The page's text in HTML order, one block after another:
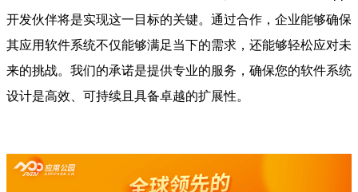
开发伙伴将是实现这一目标的关键。通过合作，企业能够确保
其应用软件系统不仅能够满足当下的需求，还能够轻松应对未
来的挑战。我们的承诺是提供专业的服务，确保您的软件系统
设计是高效、可持续且具备卓越的扩展性。